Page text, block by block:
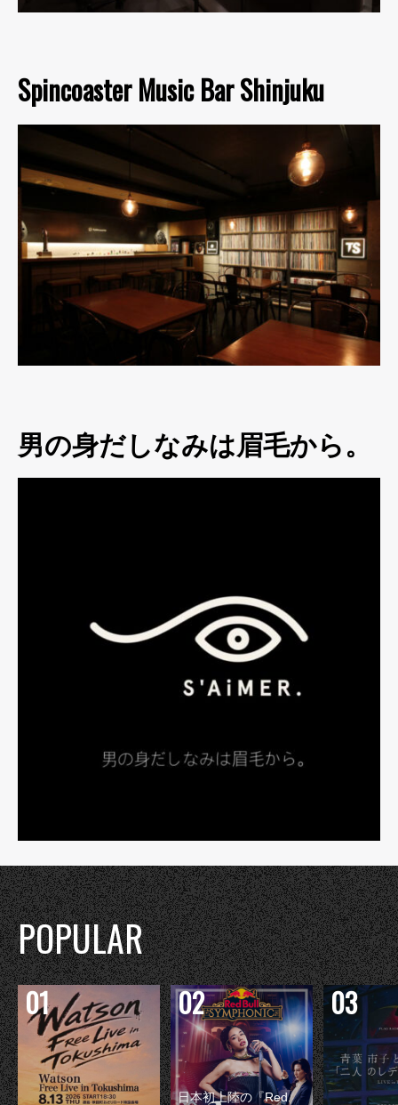
Spincoaster Music Bar Shinjuku
男の身だしなみは眉毛から。
POPULAR
日本初上陸の『Red